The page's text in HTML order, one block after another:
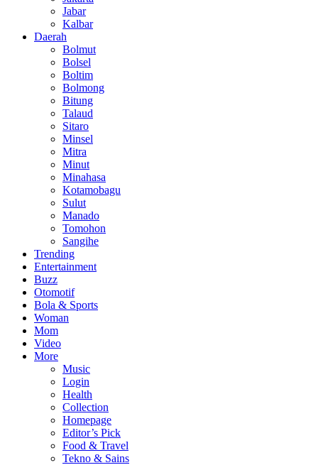
Jabar
Kalbar
Daerah
Bolmut
Bolsel
Boltim
Bolmong
Bitung
Talaud
Sitaro
Minsel
Mitra
Minut
Minahasa
Kotamobagu
Sulut
Manado
Tomohon
Sangihe
Trending
Entertainment
Buzz
Otomotif
Bola & Sports
Woman
Mom
Video
More
Music
Login
Health
Collection
Homepage
Editor’s Pick
Food & Travel
Tekno & Sains